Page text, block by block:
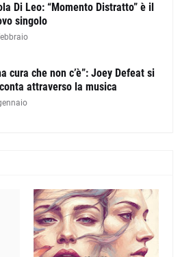
Di Leo: “Momento Distratto” è il
singolo
cura che non c’è”: Joey Defeat si
attraverso la musica